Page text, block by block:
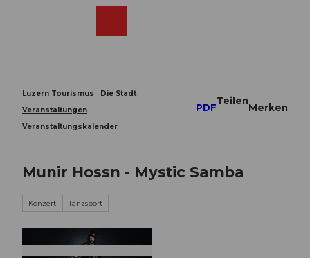
Luzern Tourismus
Die Stadt
Veranstaltungen
Veranstaltungskalender
PDF
Teilen
Merken
Munir Hossn - Mystic Samba
Konzert Tanzsport